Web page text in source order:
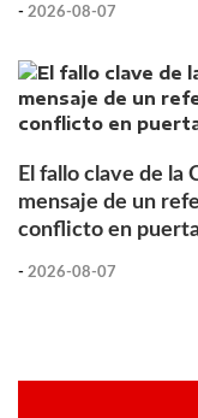
- 2026-08-07
El fallo clave de la
mensaje de un
conflicto en
- 2026-08-07